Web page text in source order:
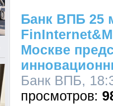
Банк ВПБ 25
Москве
Банк ВПБ,